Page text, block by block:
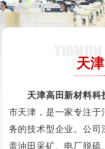
天津
天津高田新材料科
市天津，是一家专注于
务的技术型企业。公司
盖油田采矿、电厂脱硫